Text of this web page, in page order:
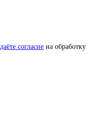
даёте согласие на обработку